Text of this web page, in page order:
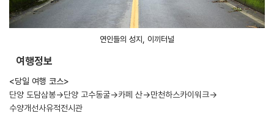
연인들의 성지, 이끼터널
여행정보
<당일 여행 코스>
단양 도담삼봉→단양 고수동굴→카페 산→만천하스카이워크→
수양개선사유적전시관